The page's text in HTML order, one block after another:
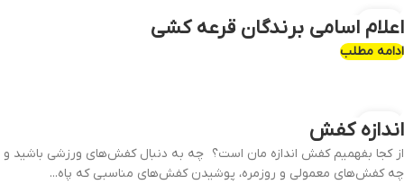
11
آذر
اعلام اسامی برندگان قرعه کشی
ادامه مطلب
11
مهر
اندازه کفش
از کجا بفهمیم کفش اندازه مان است؟ چه به دنبال کفش‌های ورزشی باشید و
چه کفش‌های معمولی و روزمره، پوشیدن کفش‌های مناسبی که پاه...